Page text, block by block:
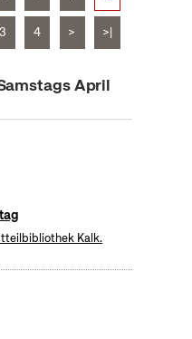
3 4 > >|
April
Kalk.